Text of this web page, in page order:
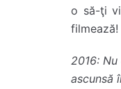
o să-ţi
filmează!
2016: Nu
ascunsă